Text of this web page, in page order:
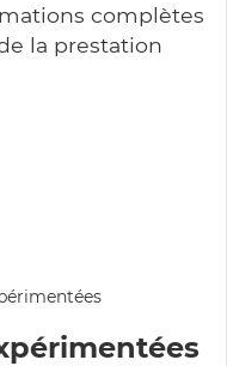
complètes
la prestation